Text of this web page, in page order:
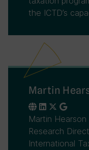
the ICTD’s
Martin
Martin
Research
International